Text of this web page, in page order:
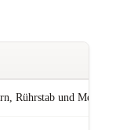
Rührstab und Messlöffel.